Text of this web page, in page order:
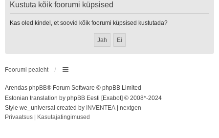
Kustuta kõik foorumi küpsised
Kas oled kindel, et soovid kõik foorumi küpsised kustutada?
Foorumi pealeht
Arendas phpBB® Forum Software © phpBB Limited
Estonian translation by phpBB Eesti [Exabot] © 2008*-2024
Style we_universal created by INVENTEA
nextgen
Privaatsus
Kasutajatingimused